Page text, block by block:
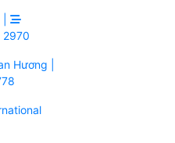
2970
Hương |